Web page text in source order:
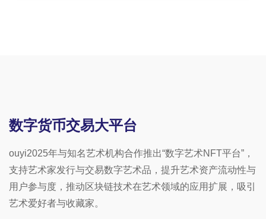
数字货币交易大平台
ouyi2025年与知名艺术机构合作推出“数字艺术NFT平台”，
支持艺术家发行与交易数字艺术品，提升艺术资产流动性与
用户参与度，推动区块链技术在艺术领域的应用扩展，吸引
艺术爱好者与收藏家。